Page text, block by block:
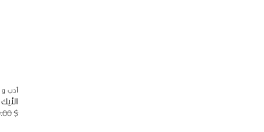
أدب
$